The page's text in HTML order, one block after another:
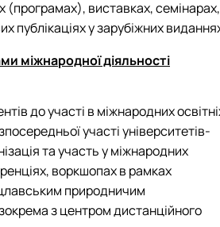
(програмах), виставках, семінарах,
публікаціях у зарубіжних
міжнародної діяльності
до участі в міжнародних
участі університетів-
та участь у міжнародних
воркшопах в рамках
природничим
з центром дистанційного